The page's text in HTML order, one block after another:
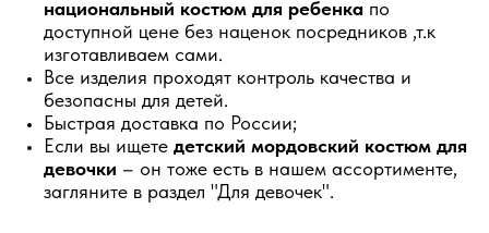
национальный костюм для ребенка по
доступной цене без наценок посредников ,т.к
изготавливаем сами.
Все изделия проходят контроль качества и
безопасны для детей.
Быстрая доставка по России;
Если вы ищете детский мордовский костюм для
девочки – он тоже есть в нашем ассортименте,
загляните в раздел "Для девочек".